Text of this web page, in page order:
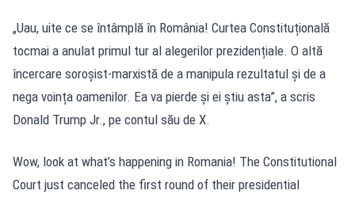
„Uau, uite ce se întâmplă în România! Curtea Constituțională
tocmai a anulat primul tur al alegerilor prezidențiale. O altă
încercare soroșist-marxistă de a manipula rezultatul și de a
nega voința oamenilor. Ea va pierde și ei știu asta”, a scris
Donald Trump Jr., pe contul său de X.
Wow, look at what’s happening in Romania! The Constitutional
Court just canceled the first round of their presidential